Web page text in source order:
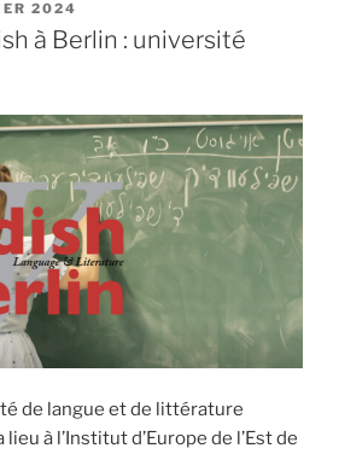
à
de
culture
yiddish »
2024
à Berlin : université
de langue et de littérature
à l’Institut d’Europe de l’Est de